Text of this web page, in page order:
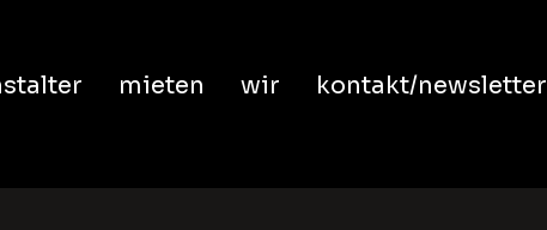
mieten wir kontakt/newsletter